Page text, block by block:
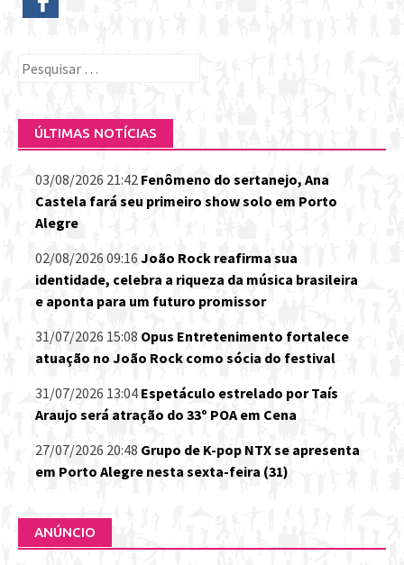
Pesquisar
ÚLTIMAS NOTÍCIAS
03/08/2026 21:42 Fenômeno do sertanejo, Ana
Castela fará seu primeiro show solo em Porto
Alegre
02/08/2026 09:16 João Rock reafirma sua
identidade, celebra a riqueza da música brasileira
e aponta para um futuro promissor
31/07/2026 15:08 Opus Entretenimento fortalece
atuação no João Rock como sócia do festival
31/07/2026 13:04 Espetáculo estrelado por Taís
Araujo será atração do 33º POA em Cena
27/07/2026 20:48 Grupo de K-pop NTX se apresenta
em Porto Alegre nesta sexta-feira (31)
ANÚNCIO